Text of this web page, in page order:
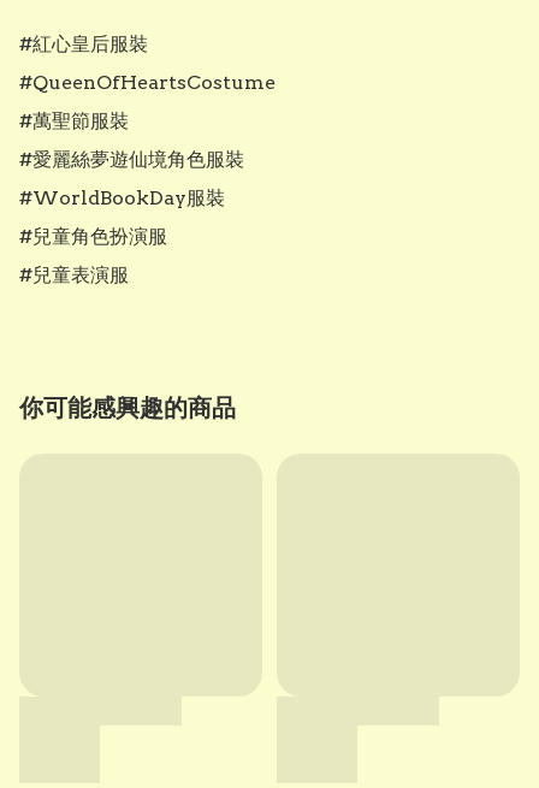
#紅心皇后服裝
#QueenOfHeartsCostume
#萬聖節服裝
#愛麗絲夢遊仙境角色服裝
#WorldBookDay服裝
#兒童角色扮演服
#兒童表演服
你可能感興趣的商品